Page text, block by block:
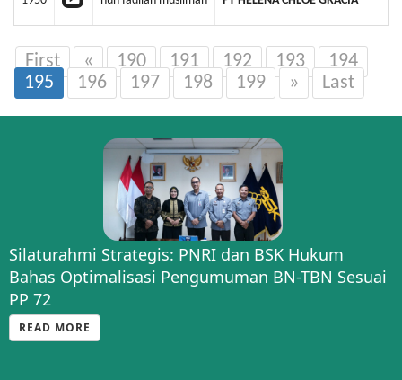
First « 190 191 192 193
194
195
196 197 198 199 » Last
Silaturahmi Strategis: PNRI dan BSK Hukum
Bahas Optimalisasi Pengumuman BN-TBN Sesuai
PP 72
READ MORE